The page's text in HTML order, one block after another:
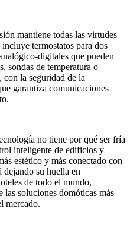
mantiene todas las virtudes
termostatos para dos
digitales que pueden
sondas de temperatura o
la seguridad de la
garantiza comunicaciones
no tiene por qué ser fría
inteligente de edificios y
estético y más conectado con
dejando su huella en
de todo el mundo,
las soluciones domóticas más
mercado.